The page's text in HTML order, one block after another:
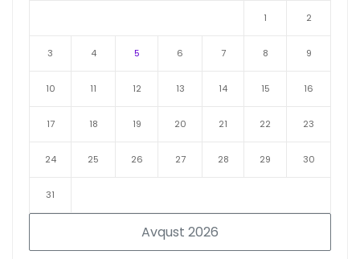
Avqust 2026
1 2
3 4 5 6 7 8 9
10 11 12 13 14 15 16
17 18 19 20 21 22 23
24 25 26 27 28 29 30
31